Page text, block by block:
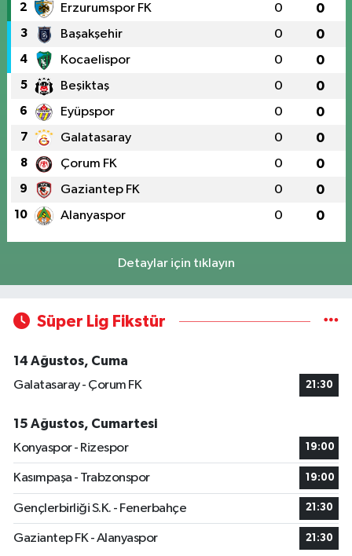
2 Erzurumspor FK 0 0
3 Başakşehir 0 0
4 Kocaelispor 0 0
5 Beşiktaş 0 0
6 Eyüpspor 0 0
7 Galatasaray 0 0
8 Çorum FK 0 0
9 Gaziantep FK 0 0
10 Alanyaspor 0 0
Detaylar için tıklayın
Süper Lig Fikstür
14 Ağustos, Cuma
Galatasaray - Çorum FK
21:30
15 Ağustos, Cumartesi
Konyaspor - Rizespor
19:00
Kasımpaşa - Trabzonspor 19:00
Gençlerbirliği S.K. - Fenerbahçe 21:30
Gaziantep FK - Alanyaspor 21:30